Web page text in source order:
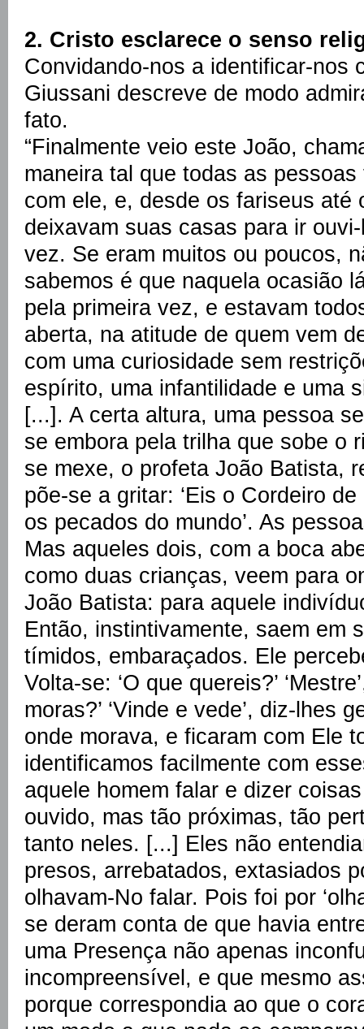
2. Cristo esclarece o senso
Convidando-nos a identificar-nos
Giussani descreve de modo
fato.
“Finalmente veio este João,
maneira tal que todas as
com ele, e, desde os fariseus até
deixavam suas casas para ir
vez. Se eram muitos ou poucos,
sabemos é que naquela ocasião
pela primeira vez, e estavam
aberta, na atitude de quem vem
com uma curiosidade sem
espírito, uma infantilidade e uma
[...]. A certa altura, uma pessoa
se embora pela trilha que sobe o
se mexe, o profeta João Batista,
põe-se a gritar: ‘Eis o Cordeiro
os pecados do mundo’. As
Mas aqueles dois, com a boca
como duas crianças, veem para
João Batista: para aquele
Então, instintivamente, saem em
tímidos, embaraçados. Ele
Volta-se: ‘O que quereis?’
moras?’ ‘Vinde e vede’, diz-lhes
onde morava, e ficaram com Ele
identificamos facilmente com
aquele homem falar e dizer
ouvido, mas tão próximas, tão
tanto neles. [...] Eles não
presos, arrebatados, extasiados
olhavam-No falar. Pois foi por
se deram conta de que havia
uma Presença não apenas
incompreensível, e que mesmo
porque correspondia ao que o